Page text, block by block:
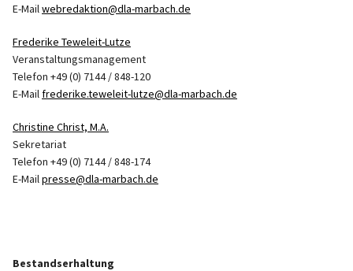
E-Mailwebredaktion@dla-marbach.de
Frederike Teweleit-Lutze
Veranstaltungsmanagement
Telefon +49 (0) 7144 / 848-120
E-Mailfrederike.teweleit-lutze@dla-marbach.de
Christine Christ, M.A.
Sekretariat
Telefon +49 (0) 7144 / 848-174
E-Mailpresse@dla-marbach.de
Bestandserhaltung